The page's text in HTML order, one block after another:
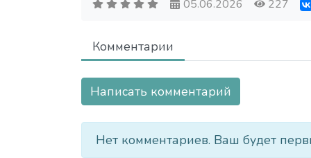
05.06.2026 227
Комментарии
Написать комментарий
Нет комментариев. Ваш будет